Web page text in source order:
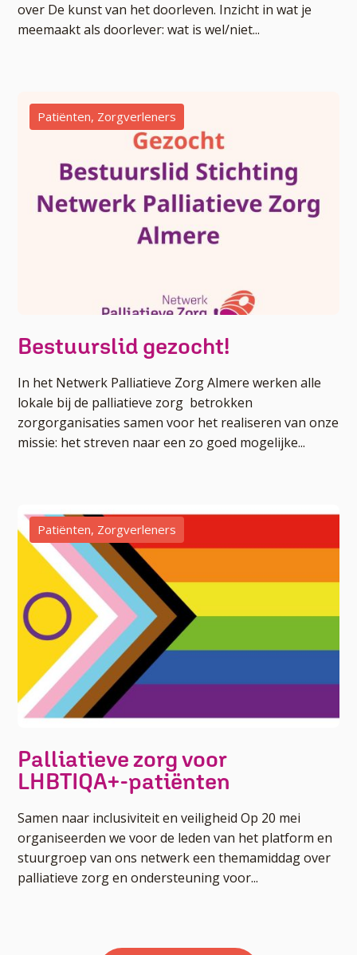
over De kunst van het doorleven. Inzicht in wat je
meemaakt als doorlever: wat is wel/niet...
Patiënten, Zorgverleners
Bestuurslid gezocht!
In het Netwerk Palliatieve Zorg Almere werken alle
lokale bij de palliatieve zorg betrokken
zorgorganisaties samen voor het realiseren van onze
missie: het streven naar een zo goed mogelijke...
Patiënten, Zorgverleners
Palliatieve zorg voor
LHBTIQA+-patiënten
Samen naar inclusiviteit en veiligheid Op 20 mei
organiseerden we voor de leden van het platform en
stuurgroep van ons netwerk een themamiddag over
palliatieve zorg en ondersteuning voor...